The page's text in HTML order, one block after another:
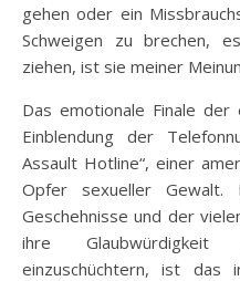
gehen oder ein
Schweigen zu brechen,
ziehen, ist sie meiner
Das emotionale Finale
Einblendung der
Assault Hotline“, einer
Opfer sexueller Gewalt.
Geschehnisse und der
ihre
einzuschüchtern, ist das